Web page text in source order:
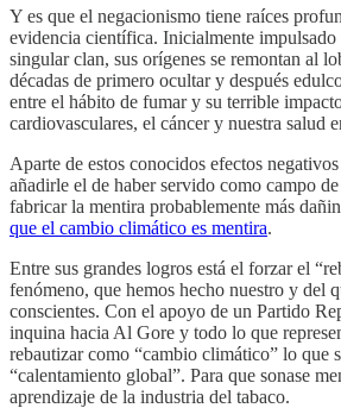
Y es que el negacionismo tiene raíces
evidencia científica. Inicialmente
singular clan, sus orígenes se remontan al
décadas de primero ocultar y después
entre el hábito de fumar y su terrible
cardiovasculares, el cáncer y nuestra salud
Aparte de estos conocidos efectos
añadirle el de haber servido como campo
fabricar la mentira probablemente más
que el cambio climático es mentira.
Entre sus grandes logros está el forzar el
fenómeno, que hemos hecho nuestro y del
conscientes. Con el apoyo de un Partido
inquina hacia Al Gore y todo lo que
rebautizar como “cambio climático” lo que
“calentamiento global”. Para que sonase
aprendizaje de la industria del tabaco.